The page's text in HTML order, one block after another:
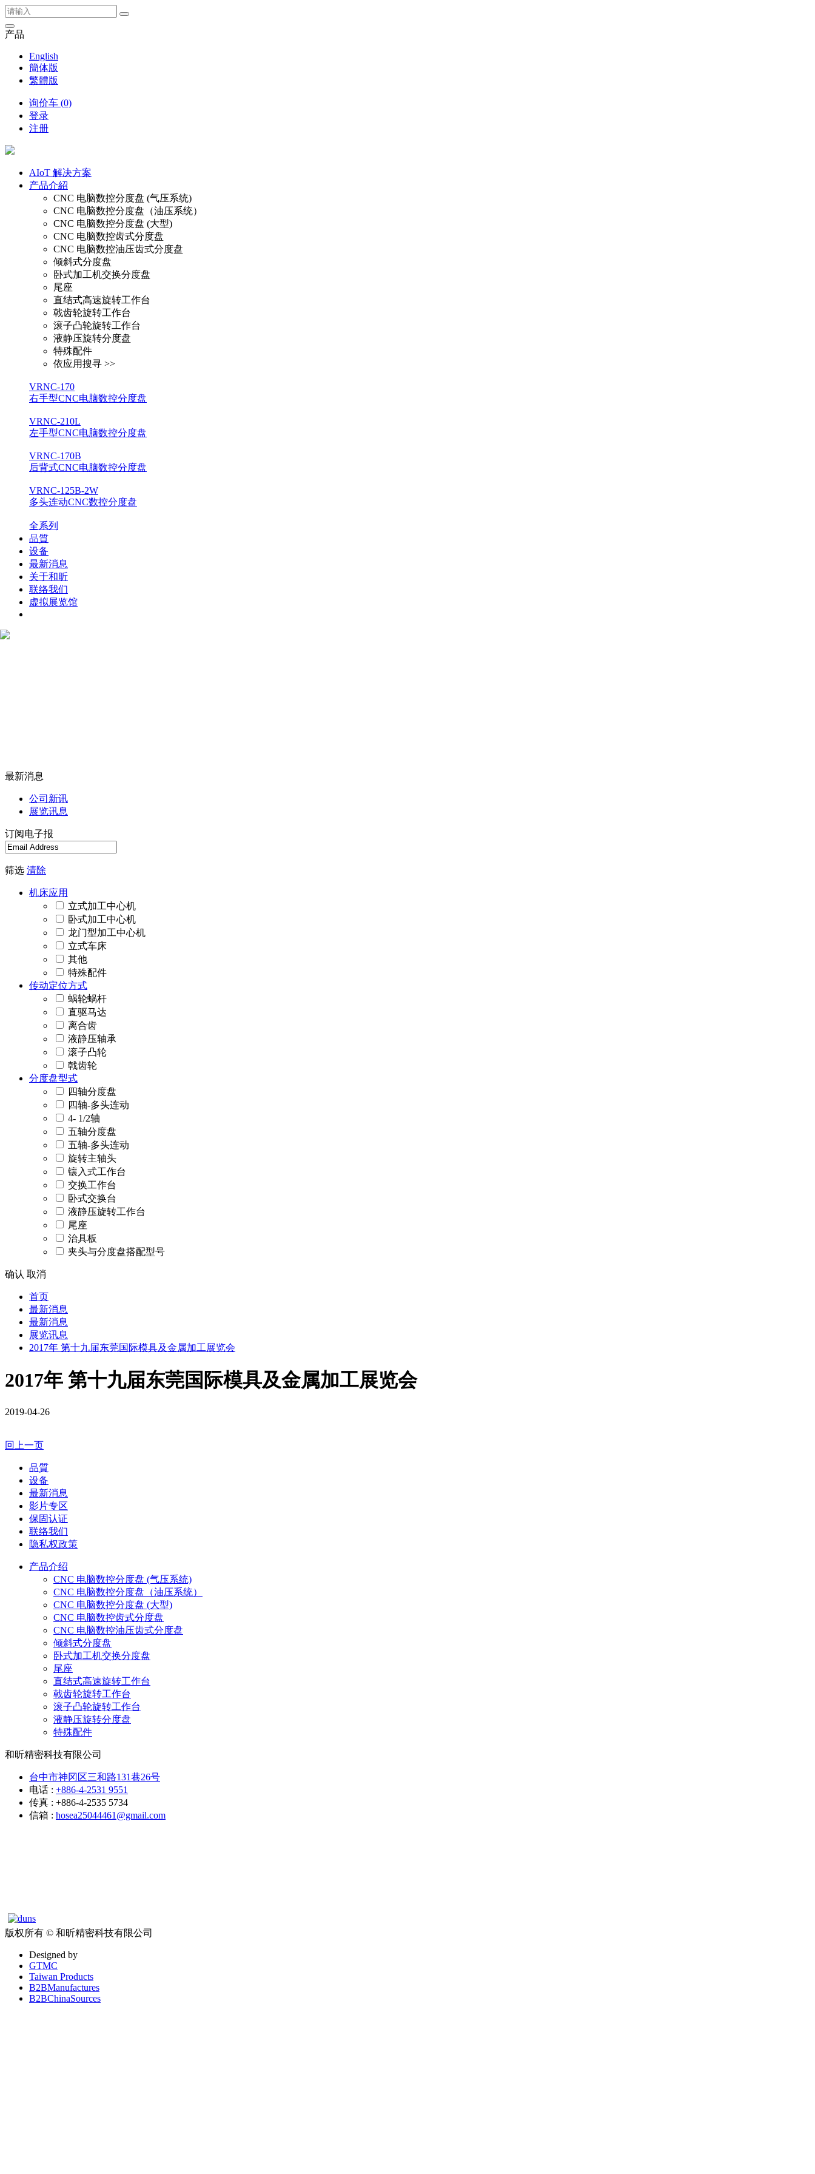
产品
English
簡体版
繁體版
询价车 (0)
登录
注册
AIoT 解决方案
产品介紹
CNC 电脑数控分度盘 (气压系统)
CNC 电脑数控分度盘（油压系统）
CNC 电脑数控分度盘 (大型)
CNC 电脑数控齿式分度盘
CNC 电脑数控油压齿式分度盘
倾斜式分度盘
卧式加工机交换分度盘
尾座
直结式高速旋转工作台
戟齿轮旋转工作台
滚子凸轮旋转工作台
液静压旋转分度盘
特殊配件
依应用搜寻 >>
VRNC-170
右手型CNC电脑数控分度盘
VRNC-210L
左手型CNC电脑数控分度盘
VRNC-170B
后背式CNC电脑数控分度盘
VRNC-125B-2W
多头连动CNC数控分度盘
全系列
品質
设备
最新消息
关于和昕
联络我们
虚拟展览馆
最新消息
公司新讯
展览讯息
订阅电子报
筛选 清除
机床应用
立式加工中心机
卧式加工中心机
龙门型加工中心机
立式车床
其他
特殊配件
传动定位方式
蜗轮蜗杆
直驱马达
离合齿
液静压轴承
滚子凸轮
戟齿轮
分度盘型式
四轴分度盘
四轴-多头连动
4- 1/2轴
五轴分度盘
五轴-多头连动
旋转主轴头
镶入式工作台
交换工作台
卧式交换台
液静压旋转工作台
尾座
治具板
夹头与分度盘搭配型号
确认 取消
首页
最新消息
最新消息
展览讯息
2017年 第十九届东莞国际模具及金属加工展览会
2017年 第十九届东莞国际模具及金属加工展览会
2019-04-26
回上一页
品質
设备
最新消息
影片专区
保固认证
联络我们
隐私权政策
产品介绍
CNC 电脑数控分度盘 (气压系统)
CNC 电脑数控分度盘（油压系统）
CNC 电脑数控分度盘 (大型)
CNC 电脑数控齿式分度盘
CNC 电脑数控油压齿式分度盘
倾斜式分度盘
卧式加工机交换分度盘
尾座
直结式高速旋转工作台
戟齿轮旋转工作台
滚子凸轮旋转工作台
液静压旋转分度盘
特殊配件
和昕精密科技有限公司
台中市神冈区三和路131巷26号
电话 : +886-4-2531 9551
传真 : +886-4-2535 5734
信箱 : hosea25044461@gmail.com
版权所有 © 和昕精密科技有限公司
Designed by
GTMC
Taiwan Products
B2BManufactures
B2BChinaSources